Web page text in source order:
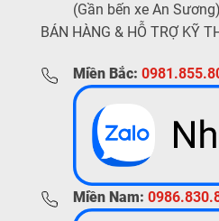
(Gần bến xe An Sương)
BÁN HÀNG & HỖ TRỢ KỸ
Miền Bắc:
Miền Nam: